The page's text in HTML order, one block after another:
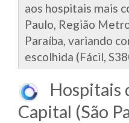
aos hospitais mais
Paulo, Região
Paraíba, variando
escolhida (Fácil,
Hospitais
Capital (São